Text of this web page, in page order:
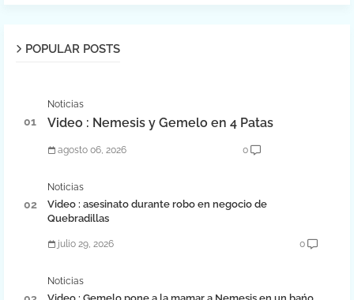
POPULAR POSTS
Noticias
Video : Nemesis y Gemelo en 4 Patas
agosto 06, 2026 0
Noticias
Video : asesinato durante robo en negocio de
Quebradillas
julio 29, 2026 0
Noticias